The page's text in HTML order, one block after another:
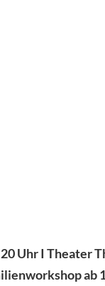
Uhr I Theater
ab